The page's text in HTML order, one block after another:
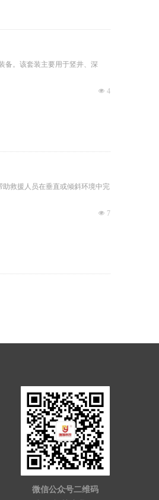
备。该套装主要用于竖井、深
넶 4
救援人员在垂直或倾斜环境中完
넶 7
微信公众号二维码